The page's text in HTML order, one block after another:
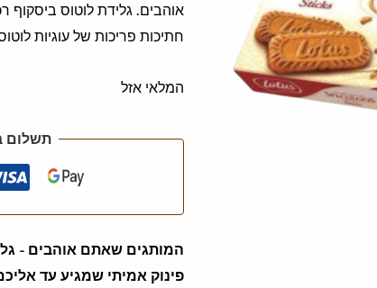
אוהבים. גלידת לוטוס
חתיכות פריכות של עוגיות
המלאי אזל
תשלום
המותגים שאתם אוהבים -
פינוק אמיתי שמגיע עד